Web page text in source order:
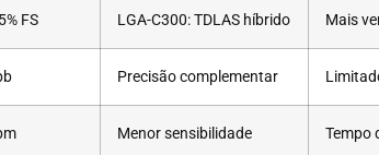
FS LGA-C300: TDLAS híbrido Mais
Precisão complementar
Menor sensibilidade Tempo